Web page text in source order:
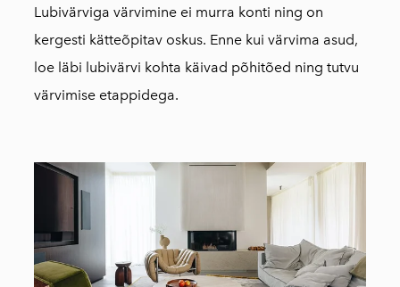
Lubivärviga värvimine ei murra konti ning on
kergesti kätteõpitav oskus. Enne kui värvima asud,
loe läbi lubivärvi kohta käivad põhitõed ning tutvu
värvimise etappidega.